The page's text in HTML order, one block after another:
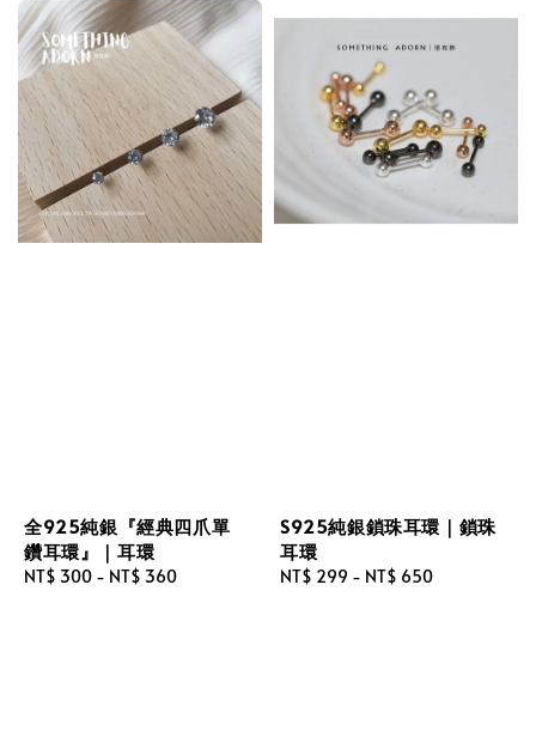
全925純銀『經典四爪單
鑽耳環』｜耳環
Regular
NT$ 300 - NT$ 360
S925純銀鎖珠耳環｜鎖珠
耳環
Regular
NT$ 299 - NT$ 650